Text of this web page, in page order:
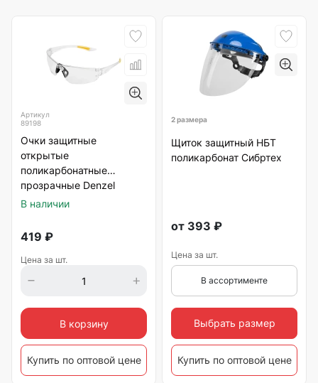
Артикул
89198
Очки защитные
открытые
поликарбонатные
прозрачные Denzel
В наличии
419 ₽
Цена за шт.
В корзину
Купить по оптовой цене
2 размера
Щиток защитный НБТ
поликарбонат Сибртех
от 393 ₽
Цена за шт.
В ассортименте
Выбрать размер
Купить по оптовой цене